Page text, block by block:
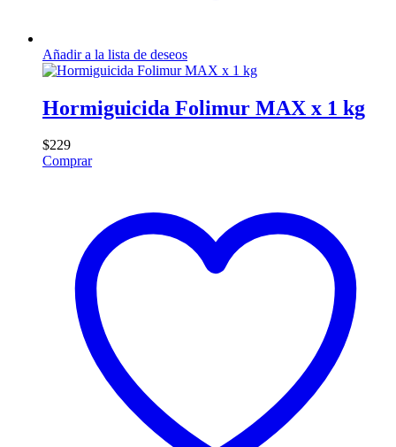
Añadir a la lista de deseos
Hormiguicida Folimur MAX x 1 kg
$229
Comprar